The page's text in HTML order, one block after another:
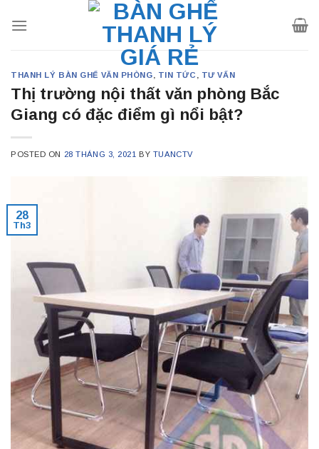
THANH LÝ BÀN GHẾ VĂN PHÒNG TIN TỨC TƯ VẤN
Thị trường nội thất văn phòng Bắc
Giang có đặc điểm gì nổi bật?
POSTED ON 28 THÁNG 3, 2021 BY TUANCTV
28
Th3